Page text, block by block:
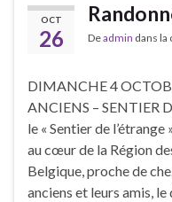
OCT
26 Deadmin dans la
DIMANCHE 4
ANCIENS – SENTIER
le « Sentier de
au cœur de la Région
Belgique, proche de
anciens et leurs amis,